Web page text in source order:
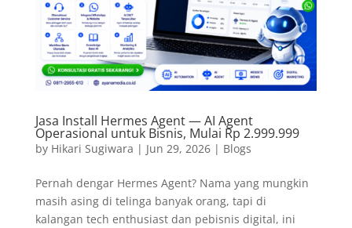
Jasa Install Hermes Agent — AI Agent
Operasional untuk Bisnis, Mulai Rp 2.999.999
by Hikari Sugiwara | Jun 29, 2026| Blogs
Pernah dengar Hermes Agent? Nama yang mungkin
masih asing di telinga banyak orang, tapi di
kalangan tech enthusiast dan pebisnis digital, ini